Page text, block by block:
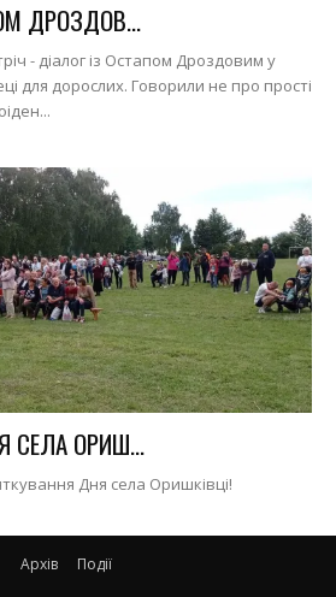
ДРОЗДОВ...
- діалог із Остапом Дроздовим у
для дорослих. Говорили не про прості
СЕЛА ОРИШ...
Дня села Оришківці!
Архів Події